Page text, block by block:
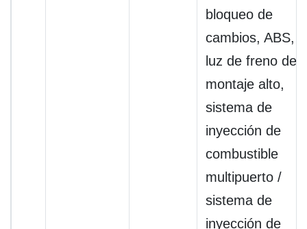
bloqueo de
cambios, ABS,
luz de freno de
montaje alto,
sistema de
inyección de
combustible
multipuerto /
sistema de
inyección de